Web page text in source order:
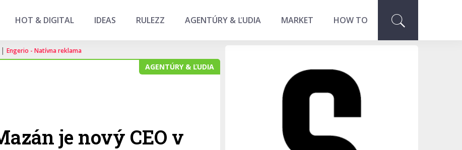
HOT & DIGITAL IDEAS RULEZZ AGENTÚRY & ĽUDIA MARKET HOW TO
| Engerio - Natívna reklama
AGENTÚRY & ĽUDIA
je nový CEO v